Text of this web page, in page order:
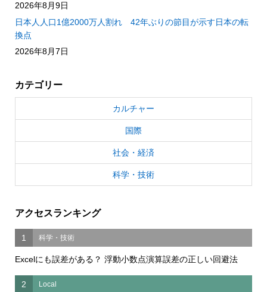
2026年8月9日
日本人人口1億2000万人割れ 42年ぶりの節目が示す日本の転
換点
2026年8月7日
カテゴリー
カルチャー
国際
社会・経済
科学・技術
アクセスランキング
1 科学・技術
Excelにも誤差がある？ 浮動小数点演算誤差の正しい回避法
2 Local